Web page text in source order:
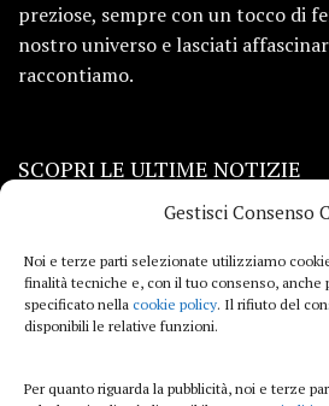
Gestisci Consenso
Noi e terze parti selezionate utilizziamo
finalità tecniche e, con il tuo consenso, anche
specificato nella cookie policy. Il rifiuto del
disponibili le relative funzioni.
Per quanto riguarda la pubblicità, noi e terze
preziose, sempre con un tocco di
nostro universo e lasciati
raccontiamo.
SCOPRI LE ULTIME NOTIZIE
Viaggi
Beauty e benessere